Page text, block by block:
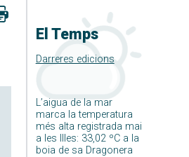
El Temps
Darreres edicions
L’aigua de la mar
marca la temperatura
més alta registrada mai
a les Illes: 33,02 ºC a la
boia de sa Dragonera